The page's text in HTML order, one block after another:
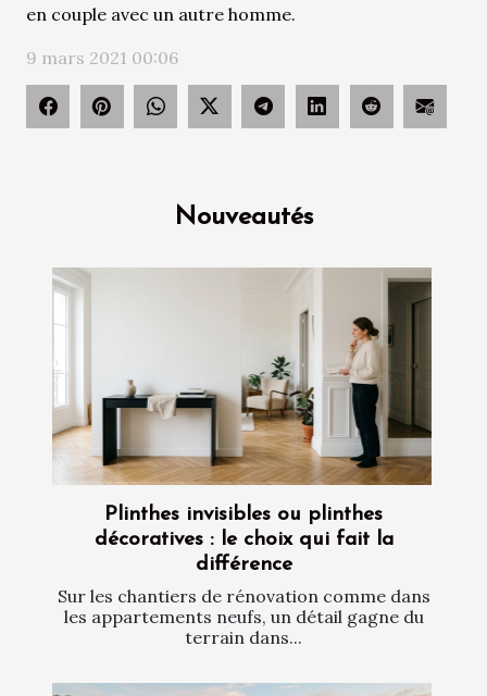
en couple avec un autre homme.
9 mars 2021 00:06
Nouveautés
Plinthes invisibles ou plinthes
décoratives : le choix qui fait la
différence
Sur les chantiers de rénovation comme dans
les appartements neufs, un détail gagne du
terrain dans...